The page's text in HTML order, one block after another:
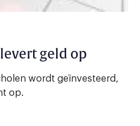
geld op
wordt geïnvesteerd,
op.